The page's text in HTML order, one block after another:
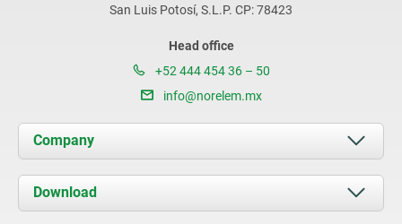
San Luis Potosí, S.L.P. CP: 78423
Head office
+52 444 454 36 – 50
info@norelem.mx
Company
About us
News
Download